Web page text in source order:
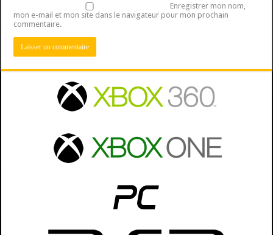
Enregistrer mon nom,
mon e-mail et mon site dans le navigateur pour mon prochain
commentaire.